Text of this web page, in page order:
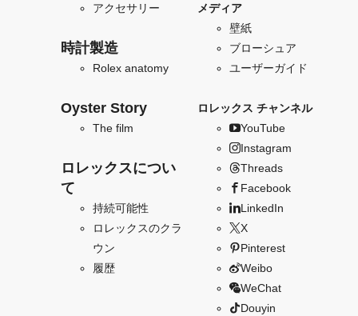
アクセサリー
時計製造
Rolex anatomy
Oyster Story
The film
ロレックスについ
て
持続可能性
ロレックスのクラ
ウン
履歴
メディア
壁紙
ブローシュア
ユーザーガイド
ロレックス チャンネル
YouTube
Instagram
Threads
Facebook
LinkedIn
X
Pinterest
Weibo
WeChat
Douyin